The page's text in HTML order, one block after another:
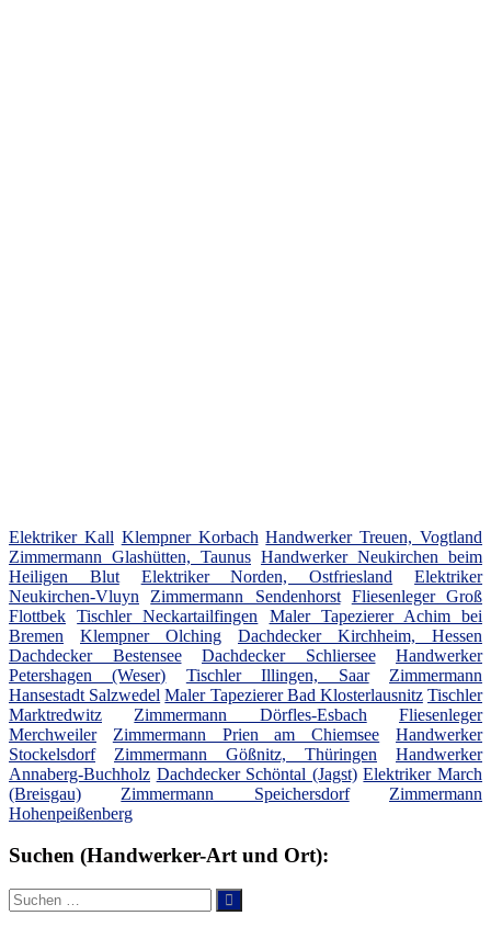
Elektriker Kall Klempner Korbach Handwerker Treuen, Vogtland
Zimmermann Glashütten, Taunus Handwerker Neukirchen beim
Heiligen Blut
Elektriker Norden, Ostfriesland
Elektriker
Neukirchen-Vluyn
Zimmermann Sendenhorst
Fliesenleger Groß
Flottbek Tischler Neckartailfingen
Maler Tapezierer Achim bei
Bremen
Klempner Olching
Dachdecker Kirchheim, Hessen
Dachdecker Bestensee
Dachdecker Schliersee
Handwerker
Petershagen (Weser)
Tischler Illingen, Saar
Zimmermann
Hansestadt Salzwedel Maler Tapezierer Bad Klosterlausnitz Tischler
Marktredwitz
Zimmermann Dörfles-Esbach
Fliesenleger
Merchweiler
Zimmermann Prien am Chiemsee
Handwerker
Stockelsdorf
Zimmermann Gößnitz, Thüringen
Handwerker
Annaberg-Buchholz Dachdecker Schöntal (Jagst) Elektriker March
(Breisgau)
Zimmermann Speichersdorf
Zimmermann
Hohenpeißenberg
Suchen (Handwerker-Art und Ort):
Suche
nach:
Suchen